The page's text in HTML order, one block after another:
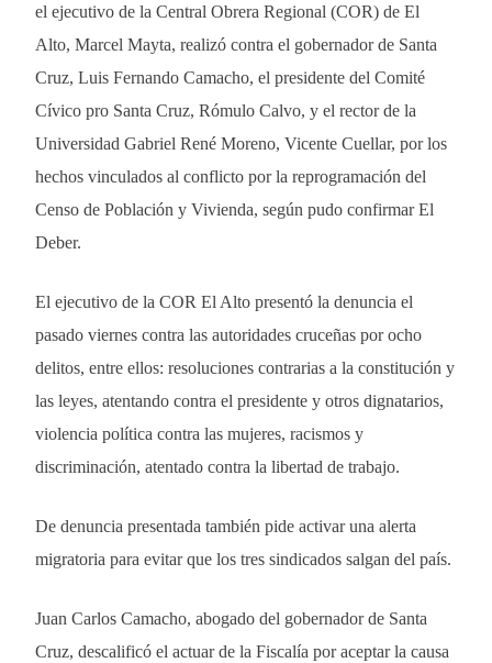
el ejecutivo de la Central Obrera Regional (COR) de El
Alto, Marcel Mayta, realizó contra el gobernador de Santa
Cruz, Luis Fernando Camacho, el presidente del Comité
Cívico pro Santa Cruz, Rómulo Calvo, y el rector de la
Universidad Gabriel René Moreno, Vicente Cuellar, por los
hechos vinculados al conflicto por la reprogramación del
Censo de Población y Vivienda, según pudo confirmar El
Deber.
El ejecutivo de la COR El Alto presentó la denuncia el
pasado viernes contra las autoridades cruceñas por ocho
delitos, entre ellos: resoluciones contrarias a la constitución y
las leyes, atentando contra el presidente y otros dignatarios,
violencia política contra las mujeres, racismos y
discriminación, atentado contra la libertad de trabajo.
De denuncia presentada también pide activar una alerta
migratoria para evitar que los tres sindicados salgan del país.
Juan Carlos Camacho, abogado del gobernador de Santa
Cruz, descalificó el actuar de la Fiscalía por aceptar la causa